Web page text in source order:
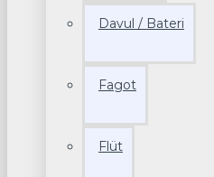
Davul / Bateri
Fagot
Flüt